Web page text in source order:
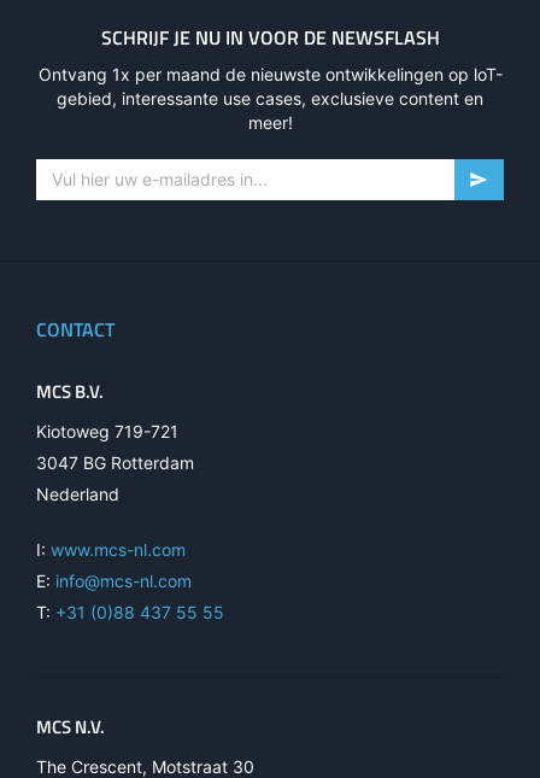
SCHRIJF JE NU IN VOOR DE NEWSFLASH
Ontvang 1x per maand de nieuwste ontwikkelingen op loT-
gebied, interessante use cases, exclusieve content en
meer!
CONTACT
MCS B.V.
Kiotoweg 719-721
3047 BG Rotterdam
Nederland
I: www.mcs-nl.com
E: info@mcs-nl.com
T: +31 (0)88 437 55 55
MCS N.V.
The Crescent, Motstraat 30